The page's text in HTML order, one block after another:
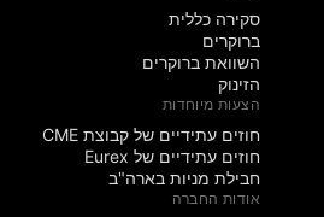
סקירה כללית
ברוקרים
השוואת ברוקרים
הזינוק
הצעות מיוחדות
חוזים עתידיים של קבוצת CME
חוזים עתידיים של Eurex
חבילת מניות בארה"ב
אודות החברה